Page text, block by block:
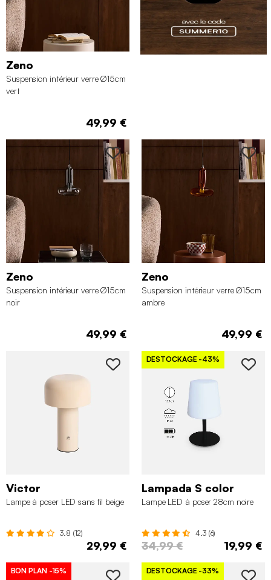
Zeno
Suspension intérieur verre Ø15cm
vert
49,99 €
Zeno
Suspension intérieur verre Ø15cm
noir
49,99 €
Zeno
Suspension intérieur verre Ø15cm
ambre
49,99 €
Victor
Lampe à poser LED sans fil beige
3.8 (12)
29,99 €
DESTOCKAGE -43%
Lampada S color
Lampe LED à poser 28cm noire
4.3 (6)
34,99 € 19,99 €
BON PLAN -15% DESTOCKAGE -33%